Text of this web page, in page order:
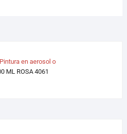
Pintura en aerosol o
ML ROSA 4061